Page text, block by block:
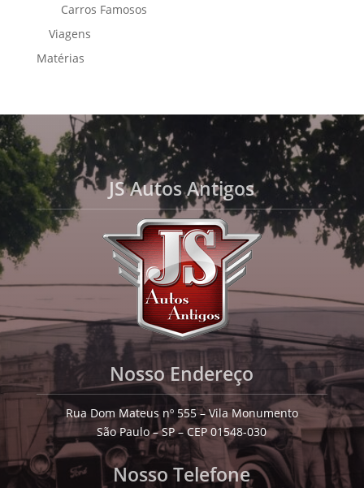
Carros Famosos
Viagens
Matérias
JS Autos Antigos
Nosso Endereço
Rua Dom Mateus nº 555 – Vila Monumento
São Paulo – SP – CEP 01548-030
Nosso Telefone